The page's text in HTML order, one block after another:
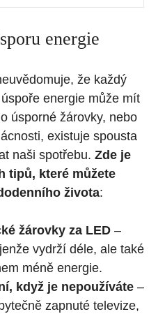
energie
že každý
energie může mít
úsporné žárovky, nebo
existuje spousta
naši spotřebu. Zde je
tipů, které můžete
života:
žárovky za LED –
vydrží déle, ale také
méně energie.
když je nepoužíváte –
zapnuté televize,